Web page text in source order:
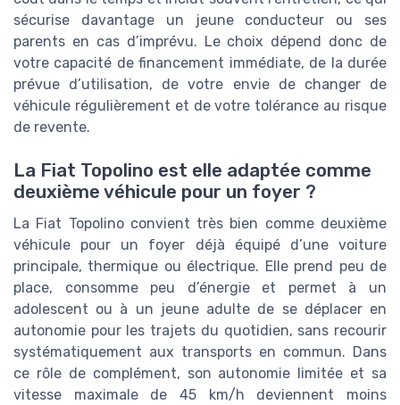
sécurise davantage un jeune conducteur ou ses
parents en cas d’imprévu. Le choix dépend donc de
votre capacité de financement immédiate, de la durée
prévue d’utilisation, de votre envie de changer de
véhicule régulièrement et de votre tolérance au risque
de revente.
La Fiat Topolino est elle adaptée comme
deuxième véhicule pour un foyer ?
La Fiat Topolino convient très bien comme deuxième
véhicule pour un foyer déjà équipé d’une voiture
principale, thermique ou électrique. Elle prend peu de
place, consomme peu d’énergie et permet à un
adolescent ou à un jeune adulte de se déplacer en
autonomie pour les trajets du quotidien, sans recourir
systématiquement aux transports en commun. Dans
ce rôle de complément, son autonomie limitée et sa
vitesse maximale de 45 km/h deviennent moins